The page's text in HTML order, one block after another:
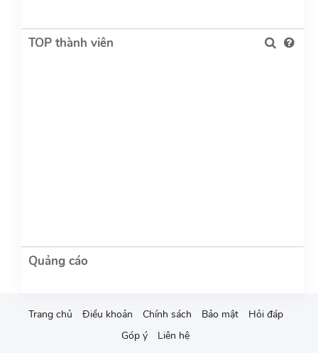
TOP thành viên
Trang chủ Điều khoản Chính sách Bảo mật
Hỏi đáp
Góp ý
Liên hệ